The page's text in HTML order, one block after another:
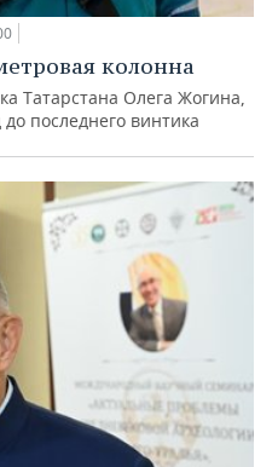
колонна
Татарстана Олега Жогина,
последнего винтика